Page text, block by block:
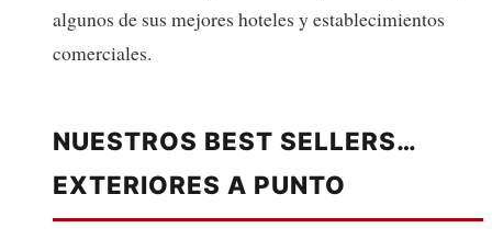
algunos de sus mejores hoteles y establecimientos
comerciales.
NUESTROS BEST SELLERS…
EXTERIORES A PUNTO